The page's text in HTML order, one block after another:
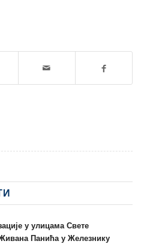
у улицама Свете
Панића у Железнику